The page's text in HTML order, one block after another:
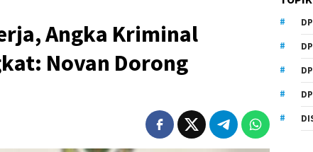
Angka Kriminal
Novan Dorong